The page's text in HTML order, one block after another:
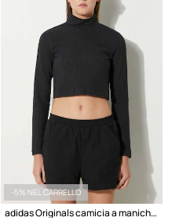
-5% NEL CARRELLO
adidas Originals camicia a maniche lunghe